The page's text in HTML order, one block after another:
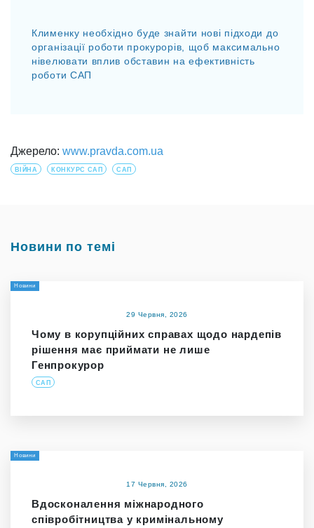
Клименку необхідно буде знайти нові підходи до
організації роботи прокурорів, щоб максимально
нівелювати вплив обставин на ефективність
роботи САП
Джерело: www.pravda.com.ua
ВІЙНА КОНКУРС САП САП
Новини по темі
Новини
29 Червня, 2026
Чому в корупційних справах щодо нардепів
рішення має приймати не лише
Генпрокурор
САП
Новини
17 Червня, 2026
Вдосконалення міжнародного
співробітництва у кримінальному